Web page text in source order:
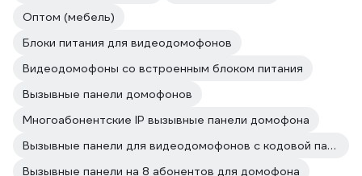
Оптом (мебель)
Блоки питания для видеодомофонов
Видеодомофоны со встроенным блоком питания
Вызывные панели домофонов
Многоабонентские IP вызывные панели домофона
Вызывные панели для видеодомофонов с кодовой панелью
Вызывные панели на 8 абонентов для домофона